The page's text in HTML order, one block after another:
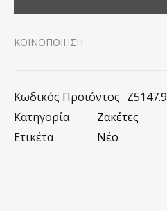
KΟΙΝΟΠΟΊΗΣΗ
Κωδικός Προϊόντος Z5147.9
Κατηγορία
Ζακέτες
Ετικέτα
Νέο